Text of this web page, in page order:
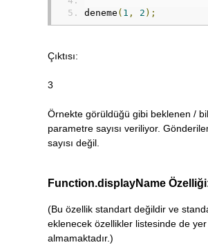
deneme ( 1 , 2 );
Çıktısı:
3
Örnekte görüldüğü gibi beklenen /
parametre sayısı veriliyor.
sayısı değil.
Function.displayName
(Bu özellik standart değildir ve
eklenecek özellikler listesinde de yer
almamaktadır.)